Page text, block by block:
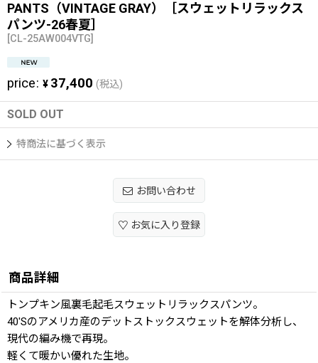
PANTS（VINTAGE GRAY）［スウェットリラックス
パンツ-26春夏］
[CL-25AW004VTG]
price: ¥ 37,400 (税込)
SOLD OUT
特商法に基づく表示
お問い合わせ
お気に入り登録
商品詳細
トンプキン風裏毛起毛スウェットリラックスパンツ。
40'Sのアメリカ産のデットストックスウェットを解体分析し、
現代の編み機で再現。
軽くて暖かい優れた生地。